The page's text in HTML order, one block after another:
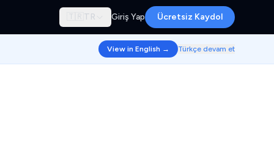
🇹🇷 TR Giriş Yap Ücretsiz Kaydol
View in English → Türkçe devam et